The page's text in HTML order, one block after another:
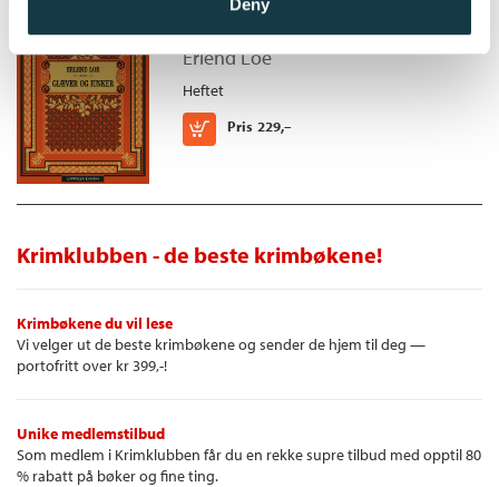
Giæver og Iunker
Erlend Loe
Heftet
Pris 229,–
Kjøp
Krimklubben - de beste krimbøkene!
Krimbøkene du vil lese
Vi velger ut de beste krimbøkene og sender de hjem til deg —
portofritt over kr 399,-!
Unike medlemstilbud
Som medlem i Krimklubben får du en rekke supre tilbud med opptil 80
% rabatt på bøker og fine ting.